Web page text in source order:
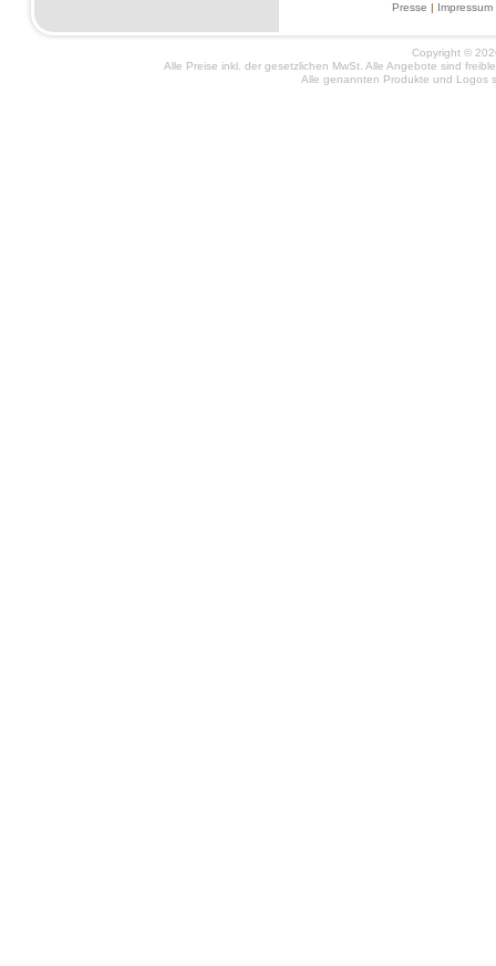
Presse | Impressum
Copyright ©
Alle Preise inkl. der gesetzlichen MwSt. Alle Angebote sind
Alle genannten Produkte und Logos